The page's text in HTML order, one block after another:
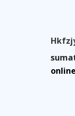
online